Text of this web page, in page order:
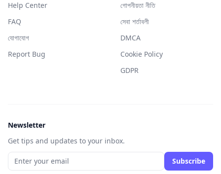
Help Center
FAQ
যোগাযোগ
Report Bug
গোপনীয়তা নীতি
সেবা শর্তাবলী
DMCA
Cookie Policy
GDPR
Newsletter
Get tips and updates to your inbox.
Subscribe